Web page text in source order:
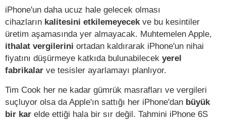
iPhone'un daha ucuz hale gelecek olması
cihazların kalitesini etkilemeyecek ve bu kesintiler
üretim aşamasında yer almayacak. Muhtemelen Apple,
ithalat vergilerini ortadan kaldırarak iPhone'un nihai
fiyatını düşürmeye katkıda bulunabilecek yerel
fabrikalar ve tesisler ayarlamayı planlıyor.
Tim Cook her ne kadar gümrük masrafları ve vergileri
suçluyor olsa da Apple'ın sattığı her iPhone'dan büyük
bir kar elde ettiği hala bir sır değil. Tahmini iPhone 6S